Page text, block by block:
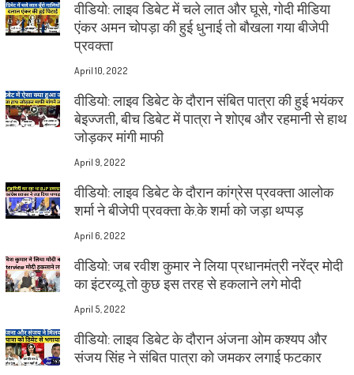
वीडियो: लाइव डिबेट में चले लात और घूसे, गोदी मीडिया
एंकर अमन चोपड़ा की हुई धुनाई तो बौखला गया बीजेपी
प्रवक्ता
April 10, 2022
वीडियो: लाइव डिबेट के दौरान संबित पात्रा की हुई भयंकर
बेइज्जती, बीच डिबेट में पात्रा ने शोएब और रहमानी से हाथ
जोड़कर मांगी माफी
April 9, 2022
वीडियो: लाइव डिबेट के दौरान कांग्रेस प्रवक्ता आलोक
शर्मा ने बीजेपी प्रवक्ता के.के शर्मा को जड़ा थप्पड़
April 6, 2022
वीडियो: जब रवीश कुमार ने लिया प्रधानमंत्री नरेंद्र मोदी
का इंटरव्यू तो कुछ इस तरह से हकलाने लगे मोदी
April 5, 2022
वीडियो: लाइव डिबेट के दौरान अंजना ओम कश्यप और
संजय सिंह ने संबित पात्रा को जमकर लगाई फटकार